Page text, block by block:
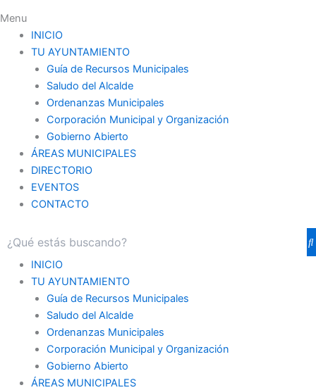
Menu
INICIO
TU AYUNTAMIENTO
Guía de Recursos Municipales
Saludo del Alcalde
Ordenanzas Municipales
Corporación Municipal y Organización
Gobierno Abierto
ÁREAS MUNICIPALES
DIRECTORIO
EVENTOS
CONTACTO
INICIO
TU AYUNTAMIENTO
Guía de Recursos Municipales
Saludo del Alcalde
Ordenanzas Municipales
Corporación Municipal y Organización
Gobierno Abierto
ÁREAS MUNICIPALES